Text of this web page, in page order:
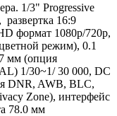
1/3" Progressive
16:9
формат 1080p/720p,
режим), 0.1
мм (опция
1/30~1/ 30 000, DC
DNR, AWB, BLC,
Zone), интерфейс
78.0 мм